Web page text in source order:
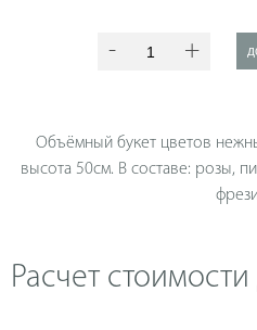
- +
Объёмный букет цветов
высота 50см. В составе: розы,
Расчет